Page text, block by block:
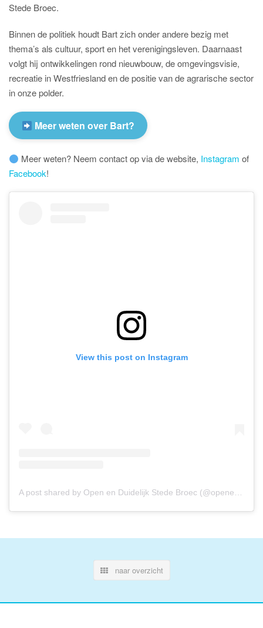
Stede Broec.
Binnen de politiek houdt Bart zich onder andere bezig met
thema’s als cultuur, sport en het verenigingsleven. Daarnaast
volgt hij ontwikkelingen rond nieuwbouw, de omgevingsvisie,
recreatie in Westfriesland en de positie van de agrarische sector
in onze polder.
Meer weten over Bart?
Meer weten? Neem contact op via de website, Instagram of
Facebook!
View this post on Instagram
A post shared by Open en Duidelijk Stede Broec (@openenduidelijkstedebroec)
naar overzicht